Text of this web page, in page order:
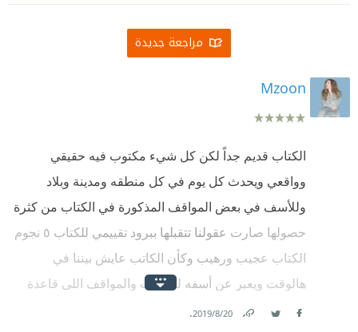
مراجعة جديدة
Mzoon
الكتاب قديم جداً لكن كل شيء مكتوب فيه حقيقي
وواقعي ويحدث كل يوم في كل منطقه ومدينة وبلاد
وللأسف في بعض المواقف المذكورة في الكتاب من كثرة
حصولها صارت عقولنا تتقبلها ببرود تقييمي للكتاب ٥ نجوم
الكتاب عجيب ورهيب وكأن الكاتب عايش بيننا في
هالوقت ويعبر عن أسفه للأحداث والمواقف اللي قاعدة
تنزل من مستوى ( بعض) العرب
20‏/8‏/2019
.